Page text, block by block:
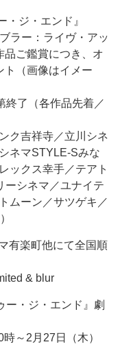
・ジ・エンド』
ラー：ライヴ・アッ
品ご鑑賞につき、オ
ト（画像はイメー
終了（各作品先着／
ク吉祥寺／立川シネ
ネマSTYLE-Sみな
ックス幸手／テアト
ーシネマ／ユナイテ
ムーン／サツゲキ／
有楽町他にて全国順
& blur
ー・ジ・エンド』劇
～2月27日（木）